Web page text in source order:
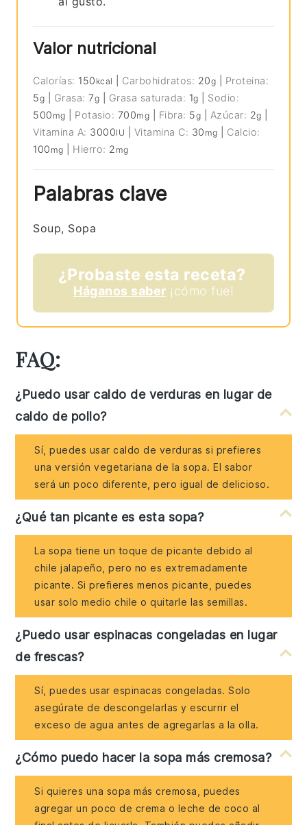
Valor nutricional
Calorías: 150 kcal Carbohidratos: 20g
Proteina:
5g Grasa:7g Grasa saturada: 1g
Sodio:
500 mg Potasio: 700mg Fibra: 5g Azúcar: 2g
Vitamina A: 3000IU Vitamina C: 30 mg
Calcio:
100 mg Hierro: 2 mg
Palabras clave
Soup, Sopa
¿Probaste esta receta?
Háganos saber ¡cómo fue!
FAQ:
¿Puedo usar caldo de verduras en lugar de
caldo de pollo?
Sí, puedes usar caldo de verduras si prefieres
una versión vegetariana de la sopa. El sabor
será un poco diferente, pero igual de delicioso.
¿Qué tan picante es esta sopa?
La sopa tiene un toque de picante debido al
chile jalapeño, pero no es extremadamente
picante. Si prefieres menos picante, puedes
usar solo medio chile o quitarle las semillas.
¿Puedo usar espinacas congeladas en lugar
de frescas?
Sí, puedes usar espinacas congeladas. Solo
asegúrate de descongelarlas y escurrir el
exceso de agua antes de agregarlas a la olla.
¿Cómo puedo hacer la sopa más cremosa?
Si quieres una sopa más cremosa, puedes
agregar un poco de crema o leche de coco al